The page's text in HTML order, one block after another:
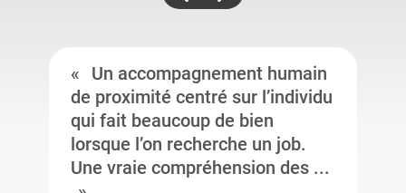
Un accompagnement humain
de proximité centré sur l’individu
qui fait beaucoup de bien
lorsque l’on recherche un job.
Une vraie compréhension des ...